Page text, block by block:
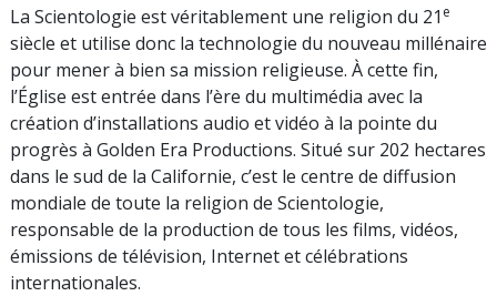
La Scientologie est véritablement une religion du 21 e
siècle et utilise donc la technologie du nouveau millénaire
pour mener à bien sa mission religieuse. À cette fin,
l’Église est entrée dans l’ère du multimédia avec la
création d’installations audio et vidéo à la pointe du
progrès à Golden Era Productions. Situé sur 202 hectares
dans le sud de la Californie, c’est le centre de diffusion
mondiale de toute la religion de Scientologie,
responsable de la production de tous les films, vidéos,
émissions de télévision, Internet et célébrations
internationales.